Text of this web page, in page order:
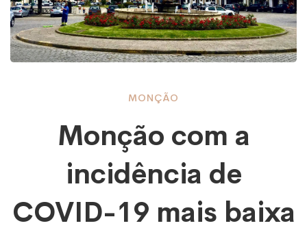
Monção
com
a
MONÇÃO
Monção com a
incidência de
COVID-19 mais baixa